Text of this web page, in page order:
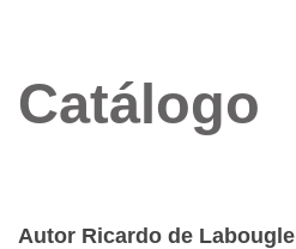
Catálogo
Autor Ricardo de Labougle